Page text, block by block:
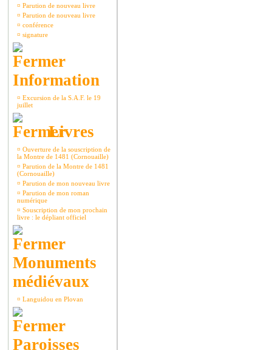
¤ Parution de nouveau livre
¤ Parution de nouveau livre
¤ conférence
¤ signature
Information
¤ Excursion de la S.A.F. le 19
juillet
Livres
¤ Ouverture de la souscription de
la Montre de 1481 (Cornouaille)
¤ Parution de la Montre de 1481
(Cornouaille)
¤ Parution de mon nouveau livre
¤ Parution de mon roman
numérique
¤ Souscription de mon prochain
livre : le dépliant officiel
Monuments
médiévaux
¤ Languidou en Plovan
Paroisses